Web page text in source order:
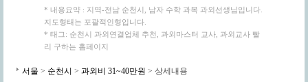
* 내용요약 : 지역-전남 순천시, 남자 수학 과목 과외선생님입니다.
지도형태는 포괄적인형입니다.
* 태그: 순천시 과외연결업체 추천, 과외마스터 교사, 과외교사 빨
리 구하는 홈페이지
서울 > 순천시 > 과외비 31~40만원 > 상세내용